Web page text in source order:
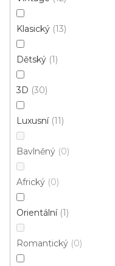
Klasický 13
Dětský 1
3D 30
Luxusní 11
Bavlněný 0
Africký 0
Orientální 1
Romantický 0
od
100x140 cm